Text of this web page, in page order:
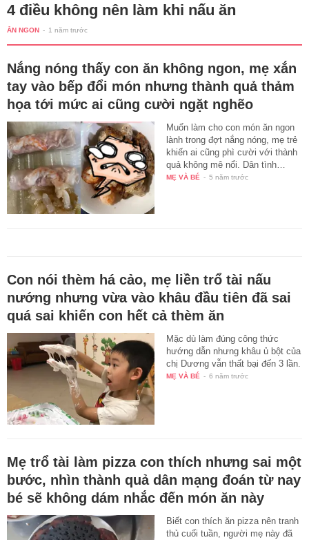
4 điều không nên làm khi nấu ăn
ĂN NGON - 1 năm trước
Nắng nóng thấy con ăn không ngon, mẹ xắn
tay vào bếp đổi món nhưng thành quả thảm
họa tới mức ai cũng cười ngặt nghẽo
Muốn làm cho con món ăn ngon
lành trong đợt nắng nóng, mẹ trẻ
khiến ai cũng phì cười với thành
quả không mê nổi. Dân tình…
MẸ VÀ BÉ - 5 năm trước
Con nói thèm há cảo, mẹ liền trổ tài nấu
nướng nhưng vừa vào khâu đầu tiên đã sai
quá sai khiến con hết cả thèm ăn
Mặc dù làm đúng công thức
hướng dẫn nhưng khâu ủ bột của
chị Dương vẫn thất bại đến 3 lần.
MẸ VÀ BÉ - 6 năm trước
Mẹ trổ tài làm pizza con thích nhưng sai một
bước, nhìn thành quả dân mạng đoán từ nay
bé sẽ không dám nhắc đến món ăn này
Biết con thích ăn pizza nên tranh
thủ cuối tuần, người mẹ này đã